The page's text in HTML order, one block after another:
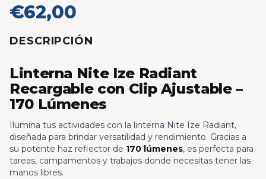
€62,00
DESCRIPCIÓN
Linterna Nite Ize Radiant
Recargable con Clip Ajustable –
170 Lúmenes
Ilumina tus actividades con la linterna Nite Ize Radiant,
diseñada para brindar versatilidad y rendimiento. Gracias a
su potente haz reflector de 170 lúmenes, es perfecta para
tareas, campamentos y trabajos donde necesitas tener las
manos libres.